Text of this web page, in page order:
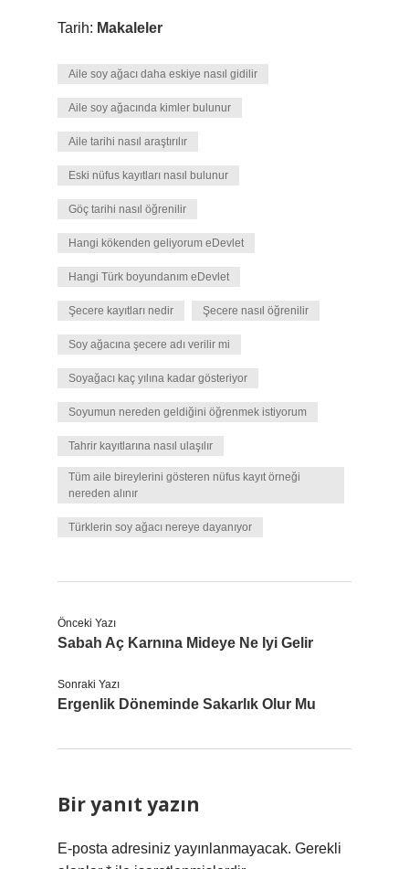
Tarih: Makaleler
Aile soy ağacı daha eskiye nasıl gidilir
Aile soy ağacında kimler bulunur
Aile tarihi nasıl araştırılır
Eski nüfus kayıtları nasıl bulunur
Göç tarihi nasıl öğrenilir
Hangi kökenden geliyorum eDevlet
Hangi Türk boyundanım eDevlet
Şecere kayıtları nedir Şecere nasıl öğrenilir
Soy ağacına şecere adı verilir mi
Soyağacı kaç yılına kadar gösteriyor
Soyumun nereden geldiğini öğrenmek istiyorum
Tahrir kayıtlarına nasıl ulaşılır
Tüm aile bireylerini gösteren nüfus kayıt örneği
nereden alınır
Türklerin soy ağacı nereye dayanıyor
Önceki Yazı
Sabah Aç Karnına Mideye Ne Iyi Gelir
Sonraki Yazı
Ergenlik Döneminde Sakarlık Olur Mu
Bir yanıt yazın
E-posta adresiniz yayınlanmayacak. Gerekli